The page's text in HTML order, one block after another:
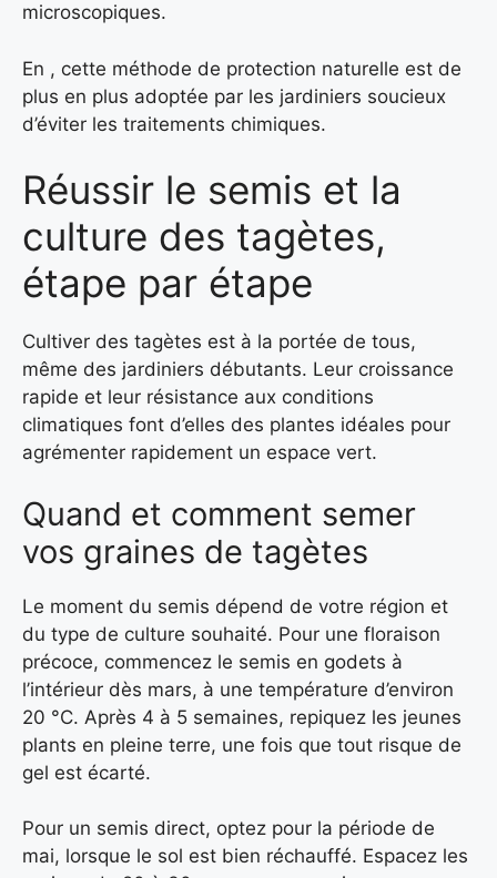
microscopiques.
En , cette méthode de protection naturelle est de
plus en plus adoptée par les jardiniers soucieux
d’éviter les traitements chimiques.
Réussir le semis et la
culture des tagètes,
étape par étape
Cultiver des tagètes est à la portée de tous,
même des jardiniers débutants. Leur croissance
rapide et leur résistance aux conditions
climatiques font d’elles des plantes idéales pour
agrémenter rapidement un espace vert.
Quand et comment semer
vos graines de tagètes
Le moment du semis dépend de votre région et
du type de culture souhaité. Pour une floraison
précoce, commencez le semis en godets à
l’intérieur dès mars, à une température d’environ
20 °C. Après 4 à 5 semaines, repiquez les jeunes
plants en pleine terre, une fois que tout risque de
gel est écarté.
Pour un semis direct, optez pour la période de
mai, lorsque le sol est bien réchauffé. Espacez les